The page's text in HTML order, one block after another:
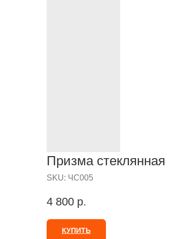
Призма стеклянная
SKU: ЧС005
4 800 р.
КУПИТЬ